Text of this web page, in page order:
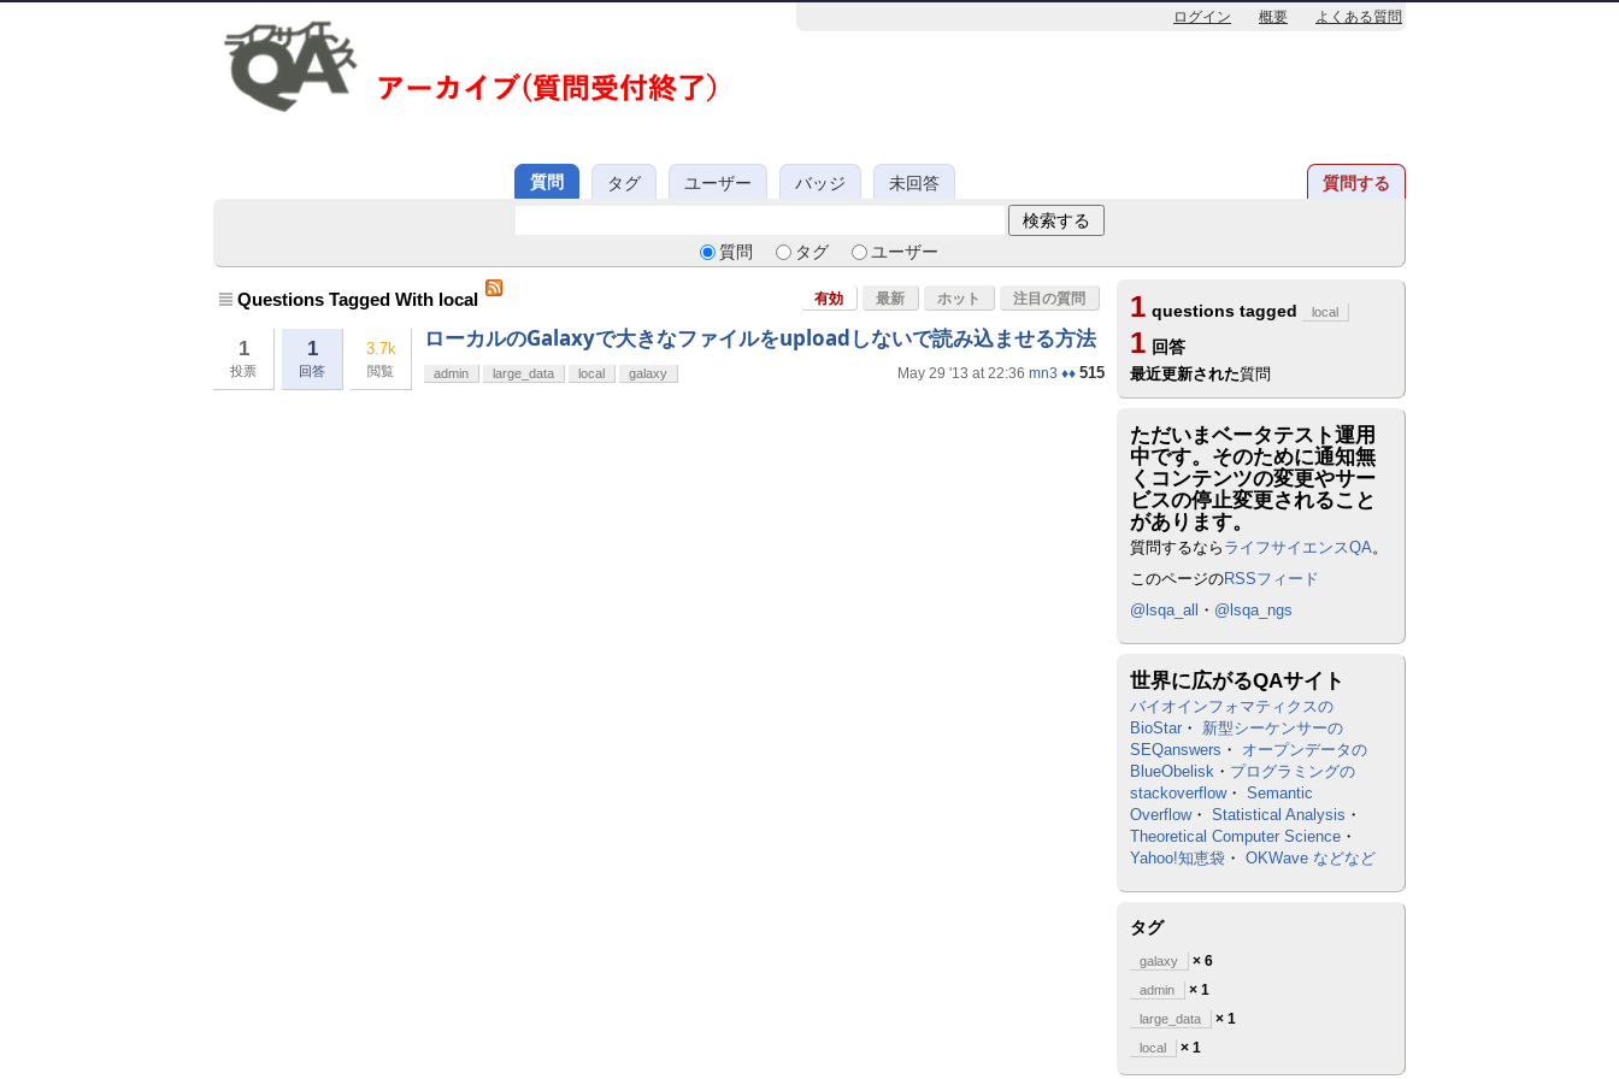
ログイン 概要 よくある質問
質問 タグ ユーザー バッジ 未回答 質問する
質問 タグ ユーザー
Questions Tagged With local 有効 最新 ホット 注目の質問
1
投票
1
回答
3.7k
閲覧
ローカルのGalaxyで大きなファイルをuploadしないで読み込ませる方法
May 29 '13 at 22:36 mn3 ♦♦ 515
admin large_data local galaxy
1 questions tagged local
1 回答
最近更新された質問
ただいまベータテスト運用
中です。そのために通知無
くコンテンツの変更やサー
ビスの停止変更されること
があります。
質問するなら ライフサイエンスQA。
このページのRSSフィード
@lsqa_all
・ @lsqa_ngs
世界に広がるQAサイト
バイオインフォマティクスの
BioStar ・ 新型シーケンサーの
SEQanswers ・ オープンデータの
BlueObelisk ・ プログラミングの
stackoverflow・ Semantic
Overflow・ Statistical Analysis ・
Theoretical Computer Science ・
Yahoo!知恵袋 ・ OKWave などなど
タグ
galaxy × 6
admin × 1
large_data × 1
local × 1